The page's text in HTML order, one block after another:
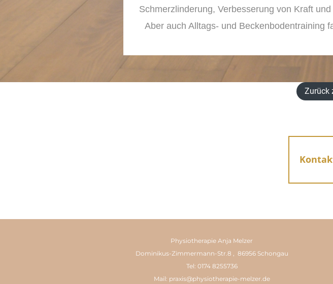
Schmerzlinderung, Verbesserung von Kraft
Aber auch Alltags- und Beckenbodentraining
Zurück
Physiotherapie Anja Melzer
Dominikus-Zimmermann-Str.8 , 86956 Schongau
Tel: 0174 8255736
Mail: praxis@physiotherapie-melzer.de